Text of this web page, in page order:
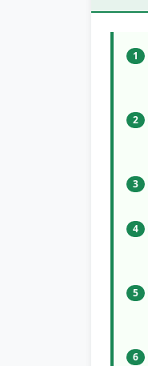
1
2
3
4
5
6